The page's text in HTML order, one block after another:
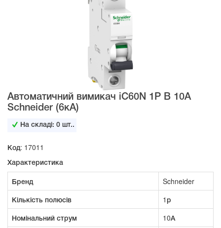
Автоматичний вимикач iC60N 1Р B 10А
Schneider (6кА)
На складі:0 шт..
Код: 17011
Характеристика
Бренд
Schneider
Кількість полюсів
1р
Номінальний струм
10А